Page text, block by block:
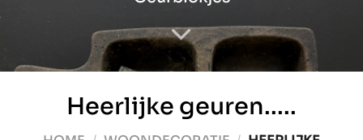
Heerlijke geuren.....